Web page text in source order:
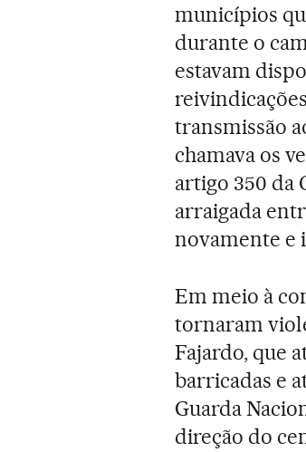
municípios
durante o
estavam
transmissão
chamava os
artigo 350 da
arraigada
novamente e
Em meio à
tornaram
Fajardo, que
barricadas e
Guarda
direção do